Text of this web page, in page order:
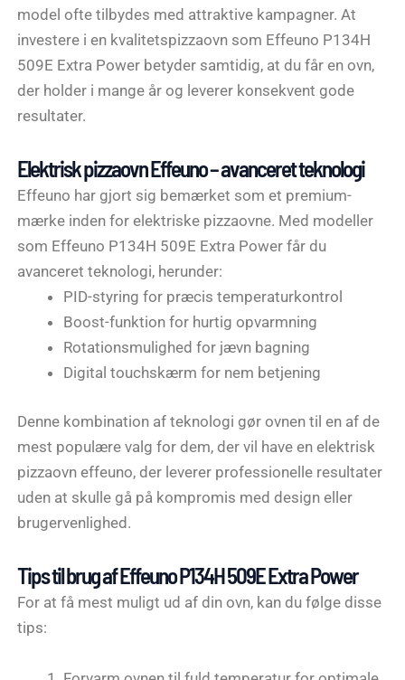
model ofte tilbydes med attraktive kampagner. At
investere i en kvalitetspizzaovn som Effeuno P134H
509E Extra Power betyder samtidig, at du får en ovn,
der holder i mange år og leverer konsekvent gode
resultater.
Elektrisk pizzaovn Effeuno – avanceret teknologi
Effeuno har gjort sig bemærket som et premium-
mærke inden for elektriske pizzaovne. Med modeller
som Effeuno P134H 509E Extra Power får du
avanceret teknologi, herunder:
PID-styring for præcis temperaturkontrol
Boost-funktion for hurtig opvarmning
Rotationsmulighed for jævn bagning
Digital touchskærm for nem betjening
Denne kombination af teknologi gør ovnen til en af de
mest populære valg for dem, der vil have en elektrisk
pizzaovn effeuno, der leverer professionelle resultater
uden at skulle gå på kompromis med design eller
brugervenlighed.
Tips til brug af Effeuno P134H 509E Extra Power
For at få mest muligt ud af din ovn, kan du følge disse
tips: